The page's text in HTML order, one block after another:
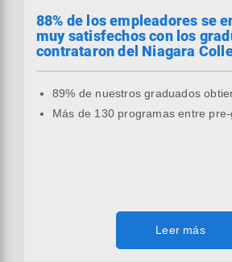
88% de los empleadores se
muy satisfechos con los
contrataron del Niagara
89% de nuestros graduados
Más de 130 programas entre
Leer más